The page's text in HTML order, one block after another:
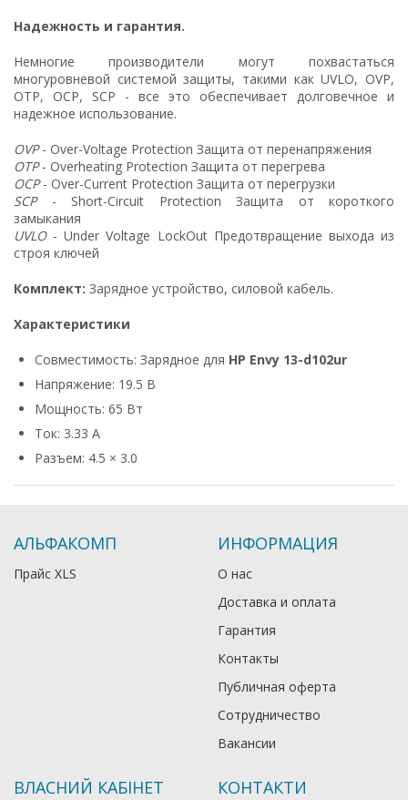
Надежность и гарантия.
Немногие производители могут похвастаться
многуровневой системой защиты, такими как UVLO, OVP,
OTP, OCP, SCP - все это обеспечивает долговечное и
надежное использование.
OVP- Over-Voltage Protection Защита от перенапряжения
OTP- Overheating Protection Защита от перегрева
OCP- Over-Current Protection Защита от перегрузки
SCP- Short-Circuit Protection Защита от короткого
замыкания
UVLO- Under Voltage LockOut Предотвращение выхода из
строя ключей
Комплект: Зарядное устройство, силовой кабель.
Характеристики
Совместимость: Зарядное для HP Envy 13-d102ur
Напряжение: 19.5 В
Мощность: 65 Вт
Ток: 3.33 А
Разъем: 4.5 × 3.0
АЛЬФАКОМП
Прайс XLS
ИНФОРМАЦИЯ
О нас
Доставка и оплата
Гарантия
Контакты
Публичная оферта
Сотрудничество
Вакансии
ВЛАСНИЙ КАБІНЕТ КОНТАКТИ